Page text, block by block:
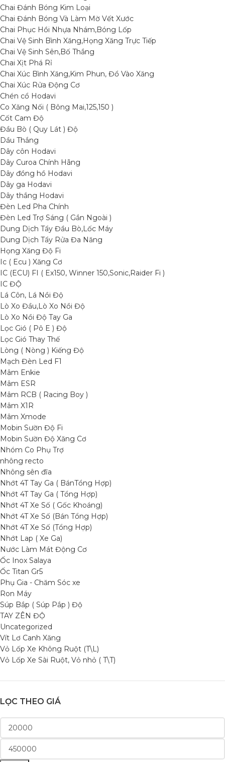
Chai Đánh Bóng Kim Loại
Chai Đánh Bóng Và Làm Mờ Vết Xước
Chai Phục Hồi Nhựa Nhám,Bóng Lốp
Chai Vệ Sinh Bình Xăng,Họng Xăng Trực Tiếp
Chai Vệ Sinh Sên,Bố Thắng
Chai Xịt Phá Rỉ
Chai Xúc Bình Xăng,Kim Phun, Đổ Vào Xăng
Chai Xúc Rửa Động Cơ
Chén cổ Hodavi
Co Xăng Nối ( Bông Mai,125,150 )
Cốt Cam Độ
Đầu Bò ( Quy Lát ) Độ
Dầu Thắng
Dây côn Hodavi
Dây Curoa Chính Hãng
Dây đồng hồ Hodavi
Dây ga Hodavi
Dây thắng Hodavi
Đèn Led Pha Chính
Đèn Led Trợ Sáng ( Gắn Ngoài )
Dung Dịch Tẩy Đầu Bò,Lốc Máy
Dung Dịch Tẩy Rửa Đa Năng
Họng Xăng Độ Fi
Ic ( Ecu ) Xăng Cơ
IC (ECU) FI ( Ex150, Winner 150,Sonic,Raider Fi )
IC ĐỘ
Lá Côn, Lá Nồi Độ
Lò Xo Đầu,Lò Xo Nồi Độ
Lò Xo Nồi Độ Tay Ga
Lọc Gió ( Pô E ) Độ
Lọc Gió Thay Thế
Lòng ( Nòng ) Kiếng Độ
Mạch Đèn Led F1
Mâm Enkie
Mâm ESR
Mâm RCB ( Racing Boy )
Mâm X1R
Mâm Xmode
Mobin Sườn Độ Fi
Mobin Sườn Độ Xăng Cơ
Nhóm Co Phụ Trợ
nhông recto
Nhông sên đĩa
Nhớt 4T Tay Ga ( BánTổng Hợp)
Nhớt 4T Tay Ga ( Tổng Hợp)
Nhớt 4T Xe Số ( Gốc Khoáng)
Nhớt 4T Xe Số (Bán Tổng Hợp)
Nhớt 4T Xe Số (Tổng Hợp)
Nhớt Lap ( Xe Ga)
Nước Làm Mát Động Cơ
Ốc Inox Salaya
Ốc Titan Gr5
Phụ Gia - Chăm Sóc xe
Ron Máy
Súp Bắp ( Súp Pắp ) Độ
TAY ZÊN ĐỘ
Uncategorized
Vít Lơ Canh Xăng
Vỏ Lốp Xe Không Ruột (T\L)
Vỏ Lốp Xe Sài Ruột, Vỏ nhỏ ( T\T)
LỌC THEO GIÁ